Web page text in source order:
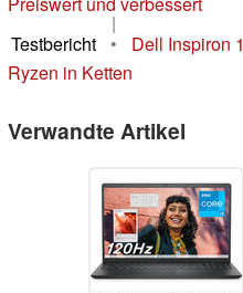
|
Testbericht
•
Dell Inspiron
Ryzen in Ketten
Verwandte Artikel